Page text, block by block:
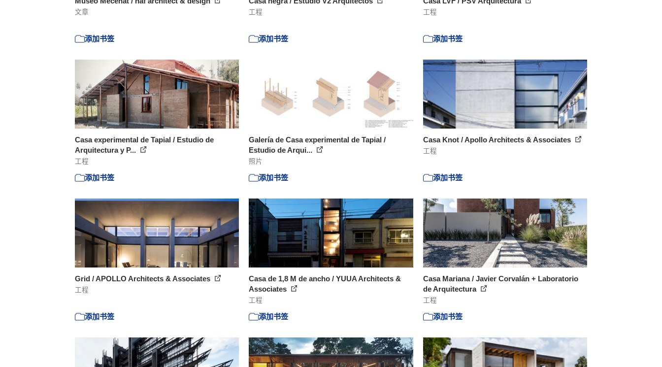
文章
添加书签
工程
添加书签
工程
添加书签
Casa experimental de Tapial / Estudio de
Arquitectura y P...
工程
添加书签
Galería de Casa experimental de Tapial /
Estudio de Arqui...
照片
添加书签
Casa Knot / Apollo Architects & Associates
工程
添加书签
Grid / APOLLO Architects & Associates
工程
添加书签
Casa de 1,8 M de ancho / YUUA Architects &
Associates
工程
添加书签
Casa Mariana / Javier Corvalán + Laboratorio
de Arquitectura
工程
添加书签